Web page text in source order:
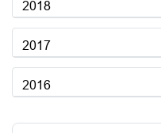
2018
2017
2016